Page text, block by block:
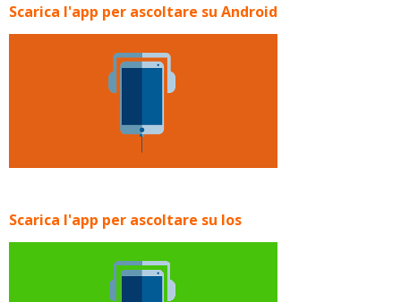
Scarica l'app per ascoltare su Android
Scarica l'app per ascoltare su Ios